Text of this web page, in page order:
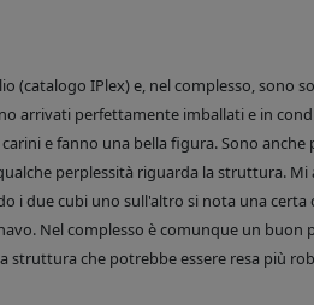
(catalogo IPlex) e, nel complesso, sono
arrivati perfettamente imballati e in
e fanno una bella figura. Sono
perplessità riguarda la struttura.
i due cubi uno sull'altro si nota una certa
Nel complesso è comunque un
che potrebbe essere resa più